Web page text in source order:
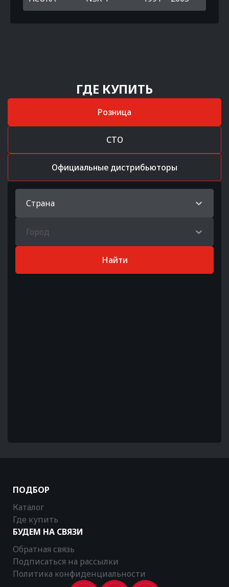
ГДЕ КУПИТЬ
Розница
СТО
Официальные дистрибьюторы
Страна
Город
Найти
ПОДБОР
Каталог
Где купить
БУДЕМ НА СВЯЗИ
Обратная связь
Подписаться на рассылки
Политика конфиденциальности